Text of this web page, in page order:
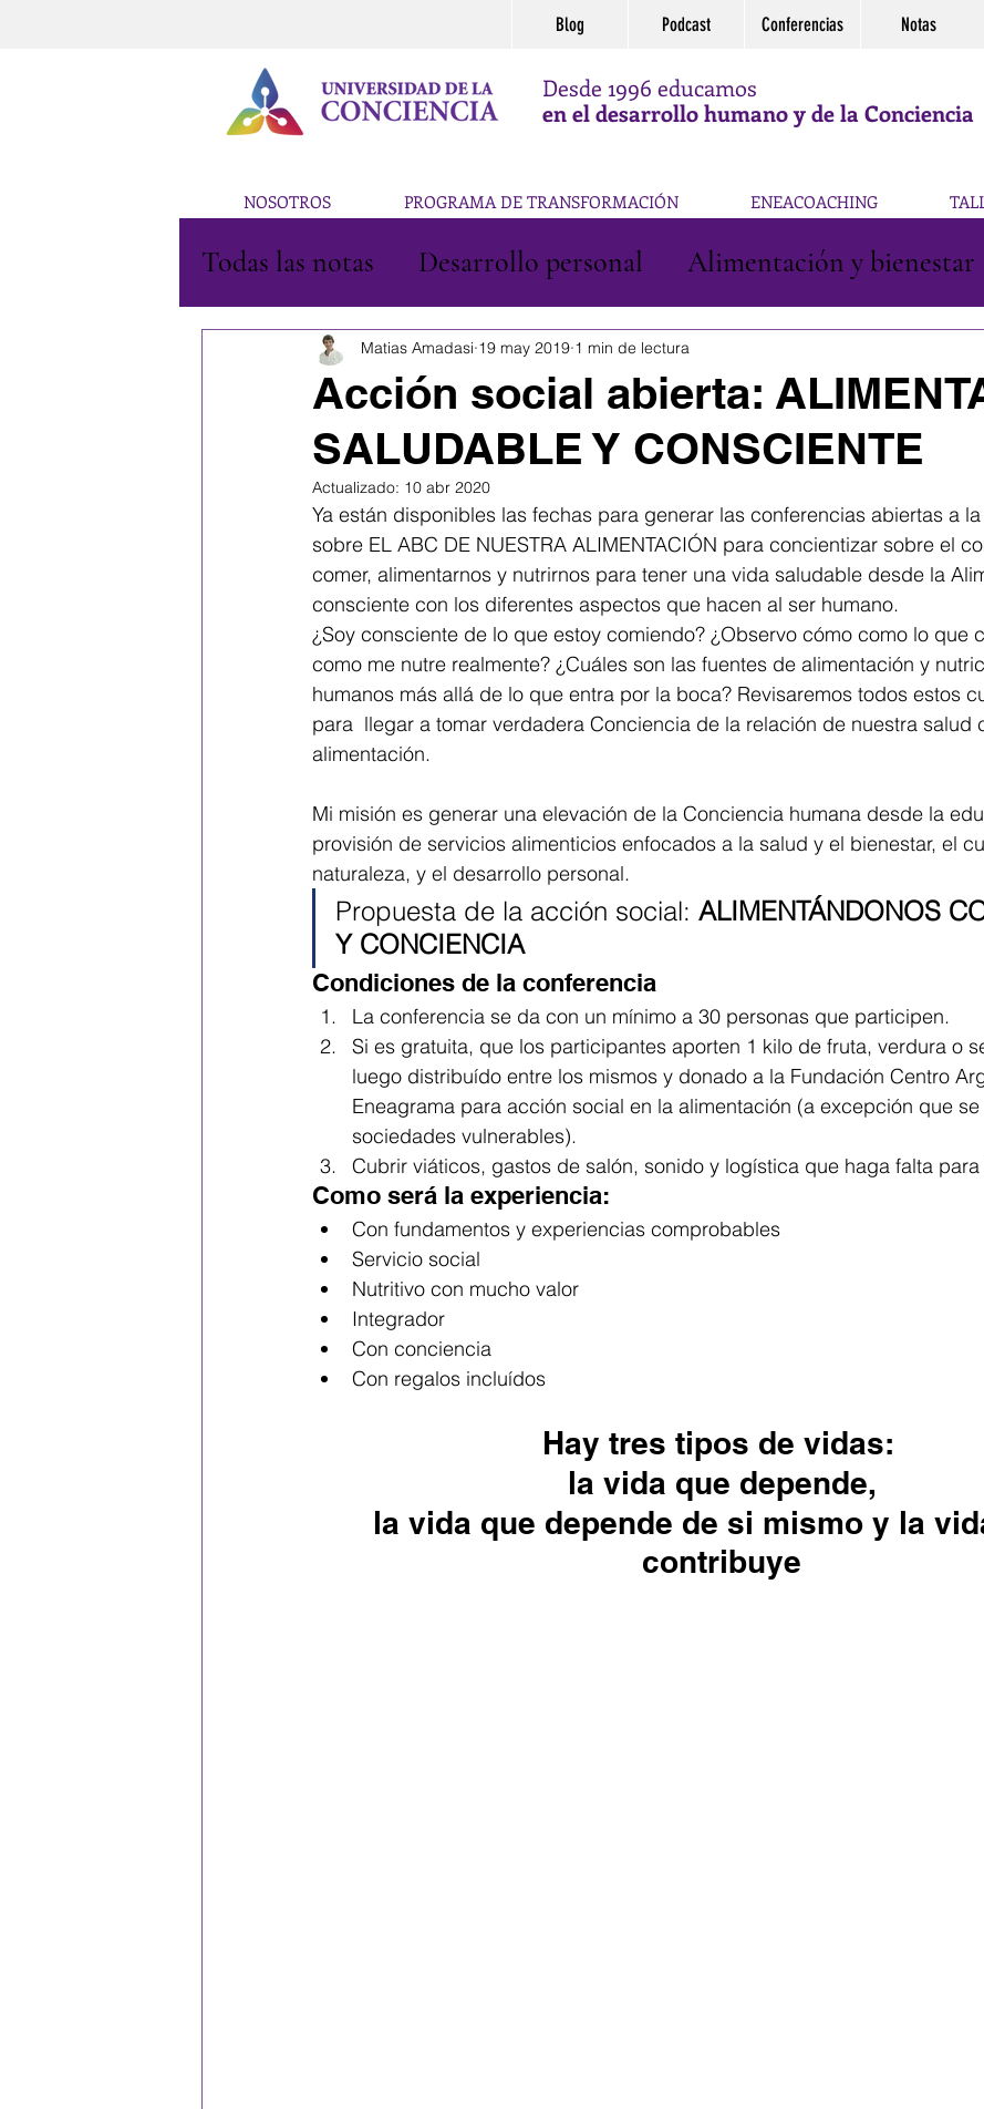
Blog Podcast Conferencias Notas
Desde 1996 educamos
en el desarrollo humano y de la Conciencia
NOSOTROS PROGRAMA DE TRANSFORMACIÓN ENEACOACHING
Todas las notas Desarrollo personal Alimentación y bienestar
Educación Arte Reflexiones
Acción social abierta:
SALUDABLE Y CONSCIENTE
Matias Amadasi 19 may 2019 1 min de lectura
Actualizado: 10 abr 2020
Ya están disponibles las fechas para generar las conferencias abiertas a
sobre EL ABC DE NUESTRA ALIMENTACIÓN para concientizar sobre el
comer, alimentarnos y nutrirnos para tener una vida saludable desde la
consciente con los diferentes aspectos que hacen al ser humano.
¿Soy consciente de lo que estoy comiendo? ¿Observo cómo como lo que
como me nutre realmente? ¿Cuáles son las fuentes de alimentación y
humanos más allá de lo que entra por la boca? Revisaremos todos estos
para  llegar a tomar verdadera Conciencia de la relación de nuestra salud
alimentación.
Mi misión es generar una elevación de la Conciencia humana desde la
provisión de servicios alimenticios enfocados a la salud y el bienestar, el
naturaleza, y el desarrollo personal.
Propuesta de la acción social: ALIMENTÁNDONOS
Y CONCIENCIA
Condiciones de la conferencia
La conferencia se da con un mínimo a 30 personas que participen.
Si es gratuita, que los participantes aporten 1 kilo de fruta, verdura o
luego distribuído entre los mismos y donado a la Fundación Centro
Eneagrama para acción social en la alimentación (a excepción que
sociedades vulnerables).
Cubrir viáticos, gastos de salón, sonido y logística que haga falta
Como será la experiencia:
Con fundamentos y experiencias comprobables
Servicio social
Nutritivo con mucho valor
Integrador
Con conciencia
Con regalos incluídos
Hay tres tipos de vidas:
la vida que depende,
la vida que depende de si mismo y la
contribuye